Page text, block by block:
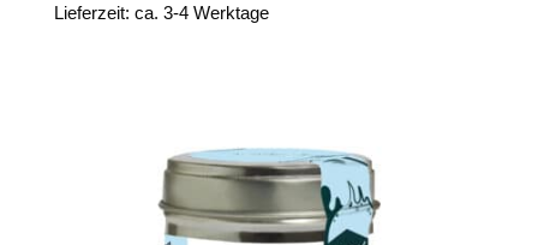
Lieferzeit: ca. 3-4 Werktage